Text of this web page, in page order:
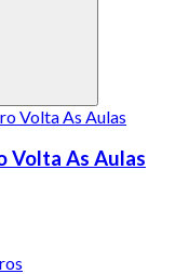
Volta As Aulas